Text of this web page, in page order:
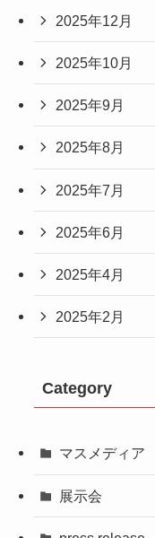
2025年12月
2025年10月
2025年9月
2025年8月
2025年7月
2025年6月
2025年4月
2025年2月
Category
マスメディア
展示会